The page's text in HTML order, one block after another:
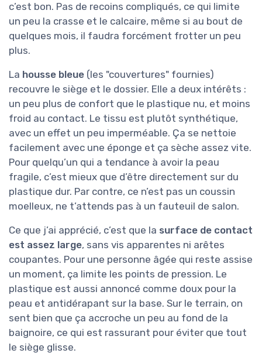
c’est bon. Pas de recoins compliqués, ce qui limite
un peu la crasse et le calcaire, même si au bout de
quelques mois, il faudra forcément frotter un peu
plus.
La housse bleue (les "couvertures" fournies)
recouvre le siège et le dossier. Elle a deux intérêts :
un peu plus de confort que le plastique nu, et moins
froid au contact. Le tissu est plutôt synthétique,
avec un effet un peu imperméable. Ça se nettoie
facilement avec une éponge et ça sèche assez vite.
Pour quelqu’un qui a tendance à avoir la peau
fragile, c’est mieux que d’être directement sur du
plastique dur. Par contre, ce n’est pas un coussin
moelleux, ne t’attends pas à un fauteuil de salon.
Ce que j’ai apprécié, c’est que la surface de contact
est assez large, sans vis apparentes ni arêtes
coupantes. Pour une personne âgée qui reste assise
un moment, ça limite les points de pression. Le
plastique est aussi annoncé comme doux pour la
peau et antidérapant sur la base. Sur le terrain, on
sent bien que ça accroche un peu au fond de la
baignoire, ce qui est rassurant pour éviter que tout
le siège glisse.